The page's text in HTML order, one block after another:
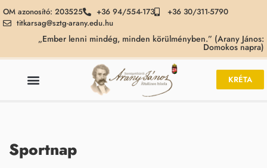
OM azonosító: 203525 +36 94/554-173
+36 30/311-5790
titkarsag@sztg-arany.edu.hu
„Ember lenni mindég, minden körülményben.” (Arany János:
Domokos napra)
KRÉTA
Sportnap